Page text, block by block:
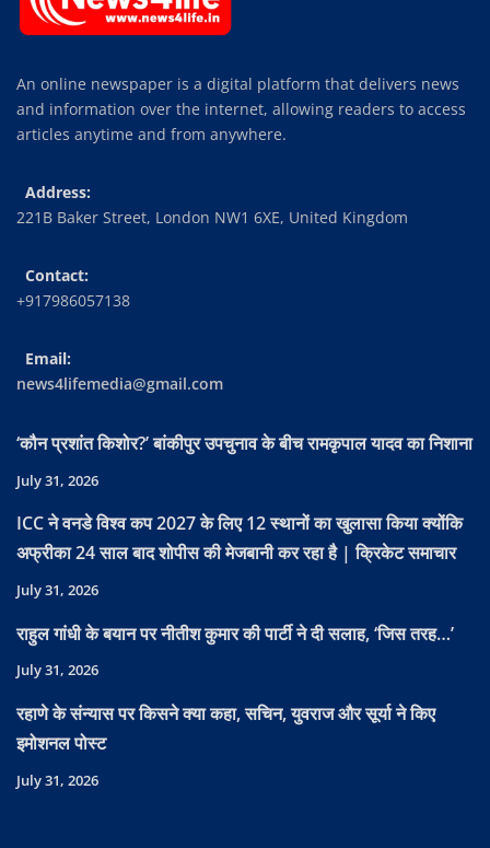
An online newspaper is a digital platform that delivers news
and information over the internet, allowing readers to access
articles anytime and from anywhere.
Address:
221B Baker Street, London NW1 6XE, United Kingdom
Contact:
+917986057138
Email:
news4lifemedia@gmail.com
‘कौन प्रशांत किशोर?’ बांकीपुर उपचुनाव के बीच रामकृपाल यादव का निशाना
July 31, 2026
ICC ने वनडे विश्व कप 2027 के लिए 12 स्थानों का खुलासा किया क्योंकि
अफ्रीका 24 साल बाद शोपीस की मेजबानी कर रहा है | क्रिकेट समाचार
July 31, 2026
राहुल गांधी के बयान पर नीतीश कुमार की पार्टी ने दी सलाह, ‘जिस तरह…’
July 31, 2026
रहाणे के संन्यास पर किसने क्या कहा, सचिन, युवराज और सूर्या ने किए
इमोशनल पोस्ट
July 31, 2026